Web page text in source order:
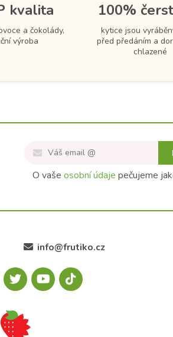
kvalita
a čokolády,
výroba
100%
kytice jsou
před předáním a
chlazené
O vaše osobní údaje pečujeme
info@frutiko.cz